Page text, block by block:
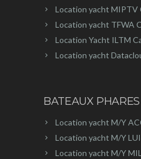
Location yacht MIPTV
Location yacht TFWA
Location Yacht ILTM
Location yacht
BATEAUX PHARES
Location yacht M/Y
Location yacht M/Y
Location yacht M/Y